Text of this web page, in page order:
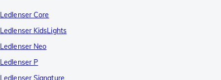
Ledlenser Core
Ledlenser KidsLights
Ledlenser Neo
Ledlenser P
Ledlenser Signature